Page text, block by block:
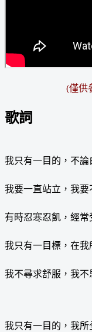
(僅供
歌詞
我只有一目的，不
我要一直站立，我
有時忍寒忍飢，經
我只有一目標，在
我不尋求舒服，我
我只有一目的，我